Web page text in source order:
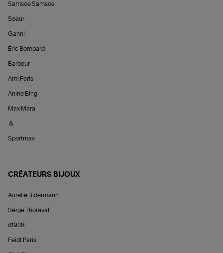
Samsoe Samsoe
Soeur
Ganni
Éric Bompard
Barbour
Ami Paris
Anine Bing
Max Mara
&
Sportmax
CRÉATEURS BIJOUX
Aurélie Bidermann
Serge Thoraval
d1928
Feidt Paris